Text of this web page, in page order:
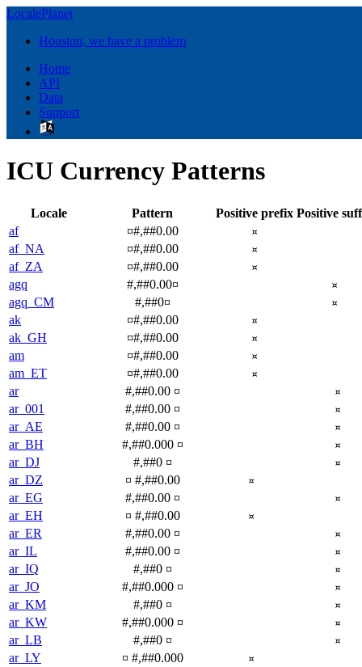
LocalePlanet
Houston, we have a problem
Home
API
Data
Support
ICU Currency Patterns
Locale Pattern Positive prefix Positive
af
¤#,##0.00 ¤
af_NA ¤#,##0.00 ¤
af_ZA ¤#,##0.00 ¤
agq #,##0.00¤ ¤
agq_CM #,##0¤ ¤
ak ¤#,##0.00 ¤
ak_GH ¤#,##0.00 ¤
am ¤#,##0.00 ¤
am_ET ¤#,##0.00 ¤
ar #,##0.00 ¤ ¤
ar_001 #,##0.00 ¤ ¤
ar_AE #,##0.00 ¤ ¤
ar_BH #,##0.000 ¤ ¤
ar_DJ #,##0 ¤ ¤
ar_DZ ¤ #,##0.00 ¤
ar_EG #,##0.00 ¤ ¤
ar_EH ¤ #,##0.00 ¤
ar_ER #,##0.00 ¤ ¤
ar_IL #,##0.00 ¤ ¤
ar_IQ #,##0 ¤ ¤
ar_JO #,##0.000 ¤ ¤
ar_KM #,##0 ¤ ¤
ar_KW #,##0.000 ¤ ¤
ar_LB #,##0 ¤ ¤
ar_LY ¤ #,##0.000 ¤